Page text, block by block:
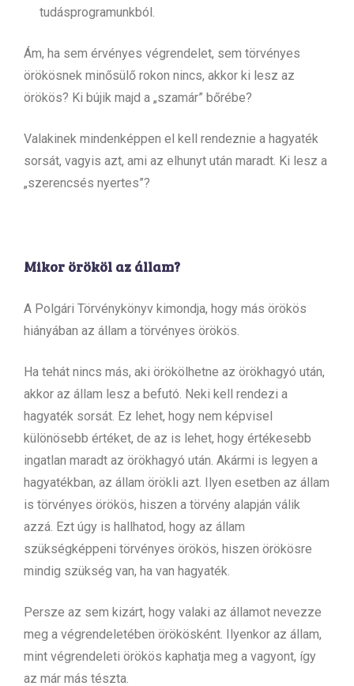
tudásprogramunkból.
Ám, ha sem érvényes végrendelet, sem törvényes
örökösnek minősülő rokon nincs, akkor ki lesz az
örökös? Ki bújik majd a „szamár” bőrébe?
Valakinek mindenképpen el kell rendeznie a hagyaték
sorsát, vagyis azt, ami az elhunyt után maradt. Ki lesz a
„szerencsés nyertes”?
Mikor örököl az állam?
A Polgári Törvénykönyv kimondja, hogy más örökös
hiányában az állam a törvényes örökös.
Ha tehát nincs más, aki örökölhetne az örökhagyó után,
akkor az állam lesz a befutó. Neki kell rendezi a
hagyaték sorsát. Ez lehet, hogy nem képvisel
különösebb értéket, de az is lehet, hogy értékesebb
ingatlan maradt az örökhagyó után. Akármi is legyen a
hagyatékban, az állam örökli azt. Ilyen esetben az állam
is törvényes örökös, hiszen a törvény alapján válik
azzá. Ezt úgy is hallhatod, hogy az állam
szükségképpeni törvényes örökös, hiszen örökösre
mindig szükség van, ha van hagyaték.
Persze az sem kizárt, hogy valaki az államot nevezze
meg a végrendeletében örökösként. Ilyenkor az állam,
mint végrendeleti örökös kaphatja meg a vagyont, így
az már más tészta.